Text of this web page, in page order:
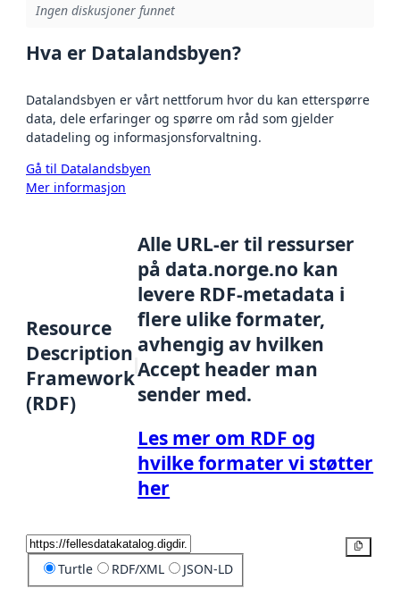
Ingen diskusjoner funnet
Hva er Datalandsbyen?
Datalandsbyen er vårt nettforum hvor du kan etterspørre
data, dele erfaringer og spørre om råd som gjelder
datadeling og informasjonsforvaltning.
Gå til Datalandsbyen
Mer informasjon
Resource
Description
Framework
(RDF)
Alle URL-er til ressurser
på data.norge.no kan
levere RDF-metadata i
flere ulike formater,
avhengig av hvilken
Accept header man
sender med.
Les mer om RDF og
hvilke formater vi støtter
her
Turtle RDF/XML JSON-LD